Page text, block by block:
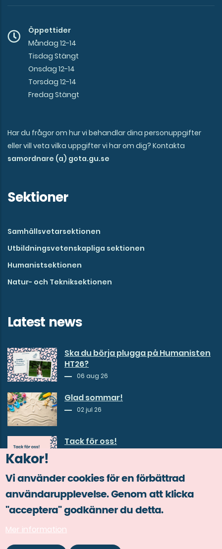
Kakor!
Vi använder cookies för en förbättrad
användarupplevelse. Genom att klicka
"acceptera" godkänner du detta.
Mer information
Öppettider
Måndag 12-14
Tisdag Stängt
Onsdag 12-14
Torsdag 12-14
Fredag Stängt
Har du frågor om hur vi behandlar dina personuppgifter
eller vill veta vilka uppgifter vi har om dig? Kontakta
samordnare (a) gota.gu.se
Sektioner
Samhällsvetarsektionen
Utbildningsvetenskapliga sektionen
Humanistsektionen
Natur- och Tekniksektionen
Latest news
Ska du börja plugga på Humanisten
HT26?
06 aug 26
Glad sommar!
02 jul 26
Tack för oss!